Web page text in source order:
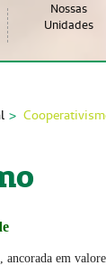
Nossas
Unidades
em